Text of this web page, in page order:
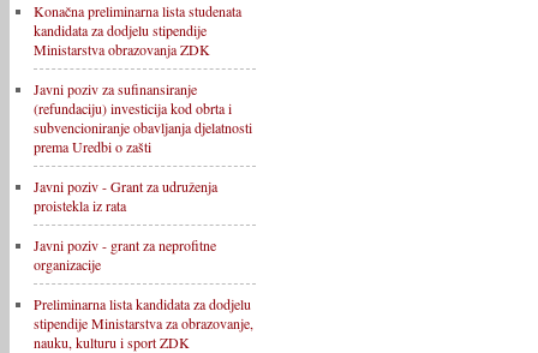
Konačna preliminarna lista studenata
kandidata za dodjelu stipendije
Ministarstva obrazovanja ZDK
Javni poziv za sufinansiranje
(refundaciju) investicija kod obrta i
subvencioniranje obavljanja djelatnosti
prema Uredbi o zašti
Javni poziv - Grant za udruženja
proistekla iz rata
Javni poziv - grant za neprofitne
organizacije
Preliminarna lista kandidata za dodjelu
stipendije Ministarstva za obrazovanje,
nauku, kulturu i sport ZDK